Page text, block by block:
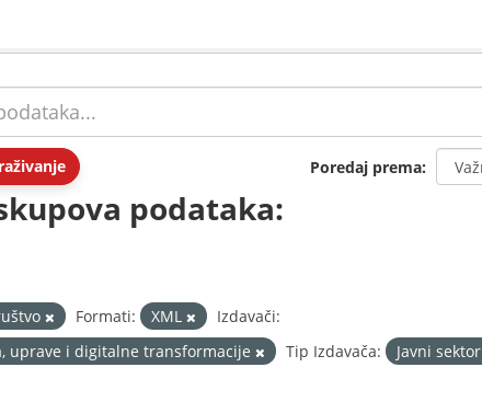
Poredaj prema
podataka:
Formati: XML
Izdavači:
uprave i digitalne transformacije
Tip Izdavača: Javni sektor